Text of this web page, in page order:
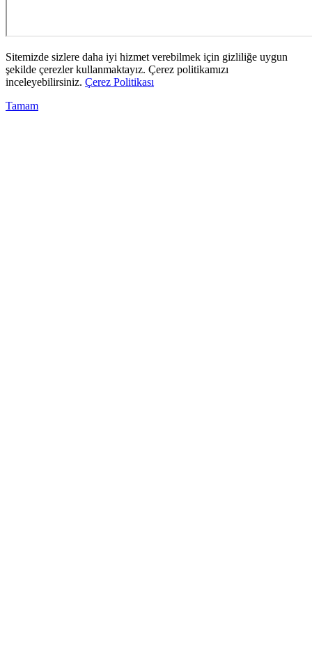
Sitemizde sizlere daha iyi hizmet verebilmek için gizliliğe uygun
şekilde çerezler kullanmaktayız. Çerez politikamızı
inceleyebilirsiniz. Çerez Politikası
Tamam